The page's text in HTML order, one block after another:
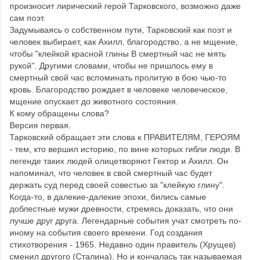
произносит лирический герой Тарковского, возможно даже
сам поэт.
Задумываясь о собственном пути, Тарковский как поэт и
человек выбирает, как Ахилл, благородство, а не мщение,
чтобы "клейкой красной глины В смертный час не мять
рукой". Другими словами, чтобы не пришлось ему в
смертный свой час вспоминать пролитую в бою чью-то
кровь. Благородство рождает в человеке человеческое,
мщение опускает до животного состояния.
К кому обращены слова?
Версия первая.
Тарковский обращает эти слова к ПРАВИТЕЛЯМ, ГЕРОЯМ
- тем, кто вершил историю, по вине которых гибли люди. В
легенде таких людей олицетворяют Гектор и Ахилл. Он
напоминал, что человек в свой смертный час будет
держать суд перед своей совестью за "клейкую глину".
Когда-то, в далекие-далекие эпохи, бились самые
доблестные мужи древности, стремясь доказать, что они
лучше друг друга. Легендарные события учат смотреть по-
иному на события своего времени. Год создания
стихотворения - 1965. Недавно один правитель (Хрущев)
сменил другого (Сталина). Но и кончалась так называемая